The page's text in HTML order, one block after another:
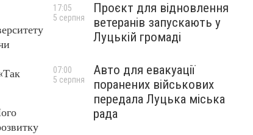
Проєкт для відновлення
ветеранів запускають у
Луцькій громаді
17:05
5 серпня
Авто для евакуації
поранених військових
передала Луцька міська
рада
07:00
5 серпня